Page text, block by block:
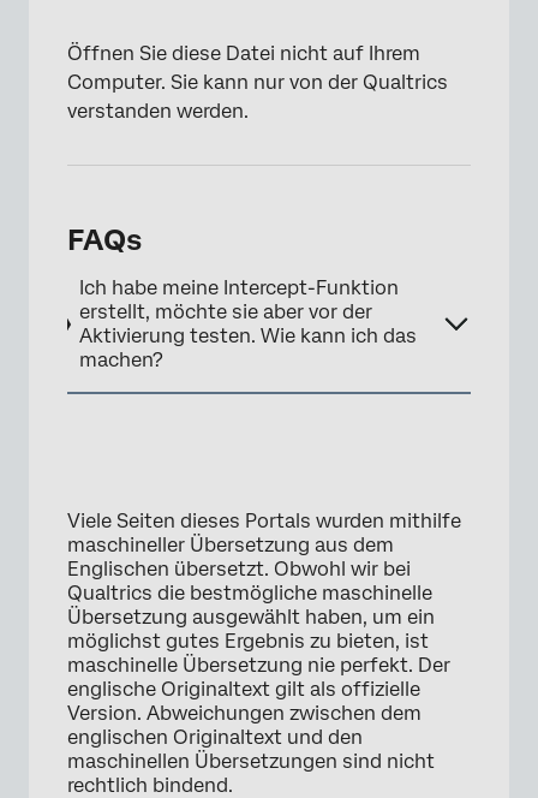
×
Öffnen Sie diese Datei nicht auf Ihrem
Computer. Sie kann nur von der Qualtrics
verstanden werden.
FAQs
Ich habe meine Intercept-Funktion
erstellt, möchte sie aber vor der
Aktivierung testen. Wie kann ich das
machen?
Viele Seiten dieses Portals wurden mithilfe
maschineller Übersetzung aus dem
Englischen übersetzt. Obwohl wir bei
Qualtrics die bestmögliche maschinelle
Übersetzung ausgewählt haben, um ein
möglichst gutes Ergebnis zu bieten, ist
maschinelle Übersetzung nie perfekt. Der
englische Originaltext gilt als offizielle
Version. Abweichungen zwischen dem
englischen Originaltext und den
maschinellen Übersetzungen sind nicht
rechtlich bindend.